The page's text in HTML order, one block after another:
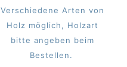
Verschiedene Arten von
Holz möglich, Holzart
bitte angeben beim
Bestellen.